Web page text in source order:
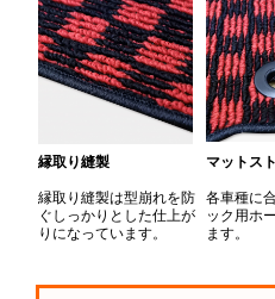
縁取り縫製
縁取り縫製は型崩れを防
ぐしっかりとした仕上が
りになっています。
マットス
各車種に
ック用ホ
ます。